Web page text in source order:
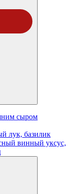
сыром
лук, базилик
винный уксус,